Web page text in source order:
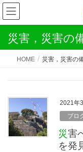
災害，災害の
HOME 災害，災害の
2021年
ブロ
災害への備え万全ですか？こんな物
を発